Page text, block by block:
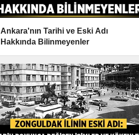
Ankara'nın Tarihi ve Eski Adı
Hakkında Bilinmeyenler